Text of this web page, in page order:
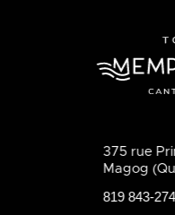
375 rue
Magog
819 843-